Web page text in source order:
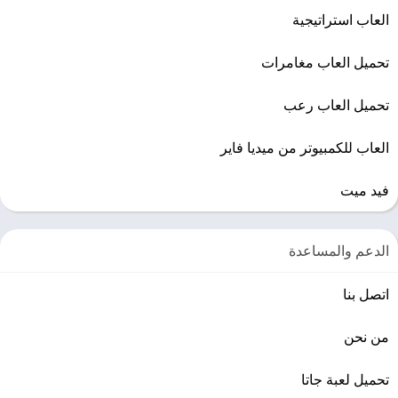
العاب استراتيجية
تحميل العاب مغامرات
تحميل العاب رعب
العاب للكمبيوتر من ميديا فاير
فيد ميت
الدعم والمساعدة
اتصل بنا
من نحن
تحميل لعبة جاتا